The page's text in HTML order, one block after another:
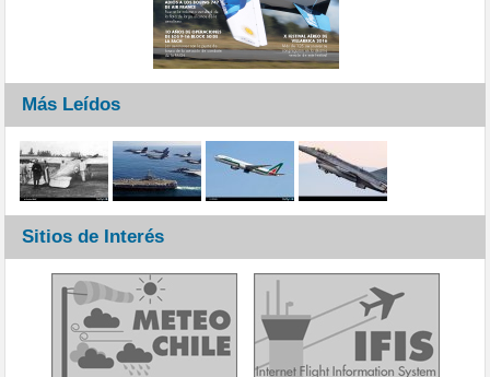
Más Leídos
Sitios de Interés